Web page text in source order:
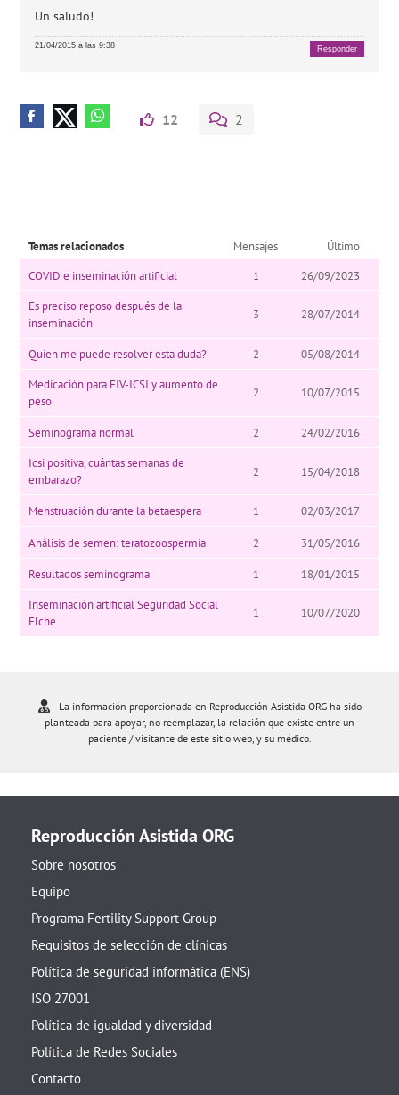
Un saludo!
21/04/2015 a las 9:38 Responder
12 2
Temas relacionados Mensajes
Último
COVID e inseminación artificial
1
26/09/2023
Es preciso reposo después de la
inseminación
3 28/07/2014
Quien me puede resolver esta duda? 2
05/08/2014
Medicación para FIV-ICSI y aumento de
peso
2 10/07/2015
Seminograma normal 2
24/02/2016
Icsi positiva, cuántas semanas de
embarazo?
2 15/04/2018
Menstruación durante la betaespera 1 02/03/2017
Análisis de semen: teratozoospermia 2 31/05/2016
Resultados seminograma 1
18/01/2015
Inseminación artificial Seguridad Social
Elche
1 10/07/2020
La información proporcionada en Reproducción Asistida ORG ha sido
planteada para apoyar, no reemplazar, la relación que existe entre un
paciente / visitante de este sitio web, y su médico.
Reproducción Asistida ORG
Sobre nosotros
Equipo
Programa Fertility Support Group
Requisitos de selección de clínicas
Política de seguridad informática (ENS)
ISO 27001
Política de igualdad y diversidad
Política de Redes Sociales
Contacto